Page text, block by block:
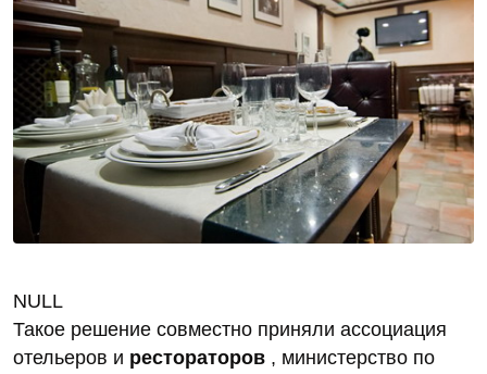
NULL
Такое решение совместно приняли ассоциация
отельеров и рестораторов , министерство по